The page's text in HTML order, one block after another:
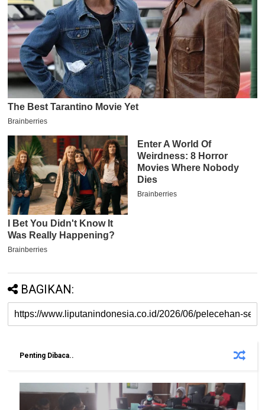
BAGIKAN:
Penting Dibaca..